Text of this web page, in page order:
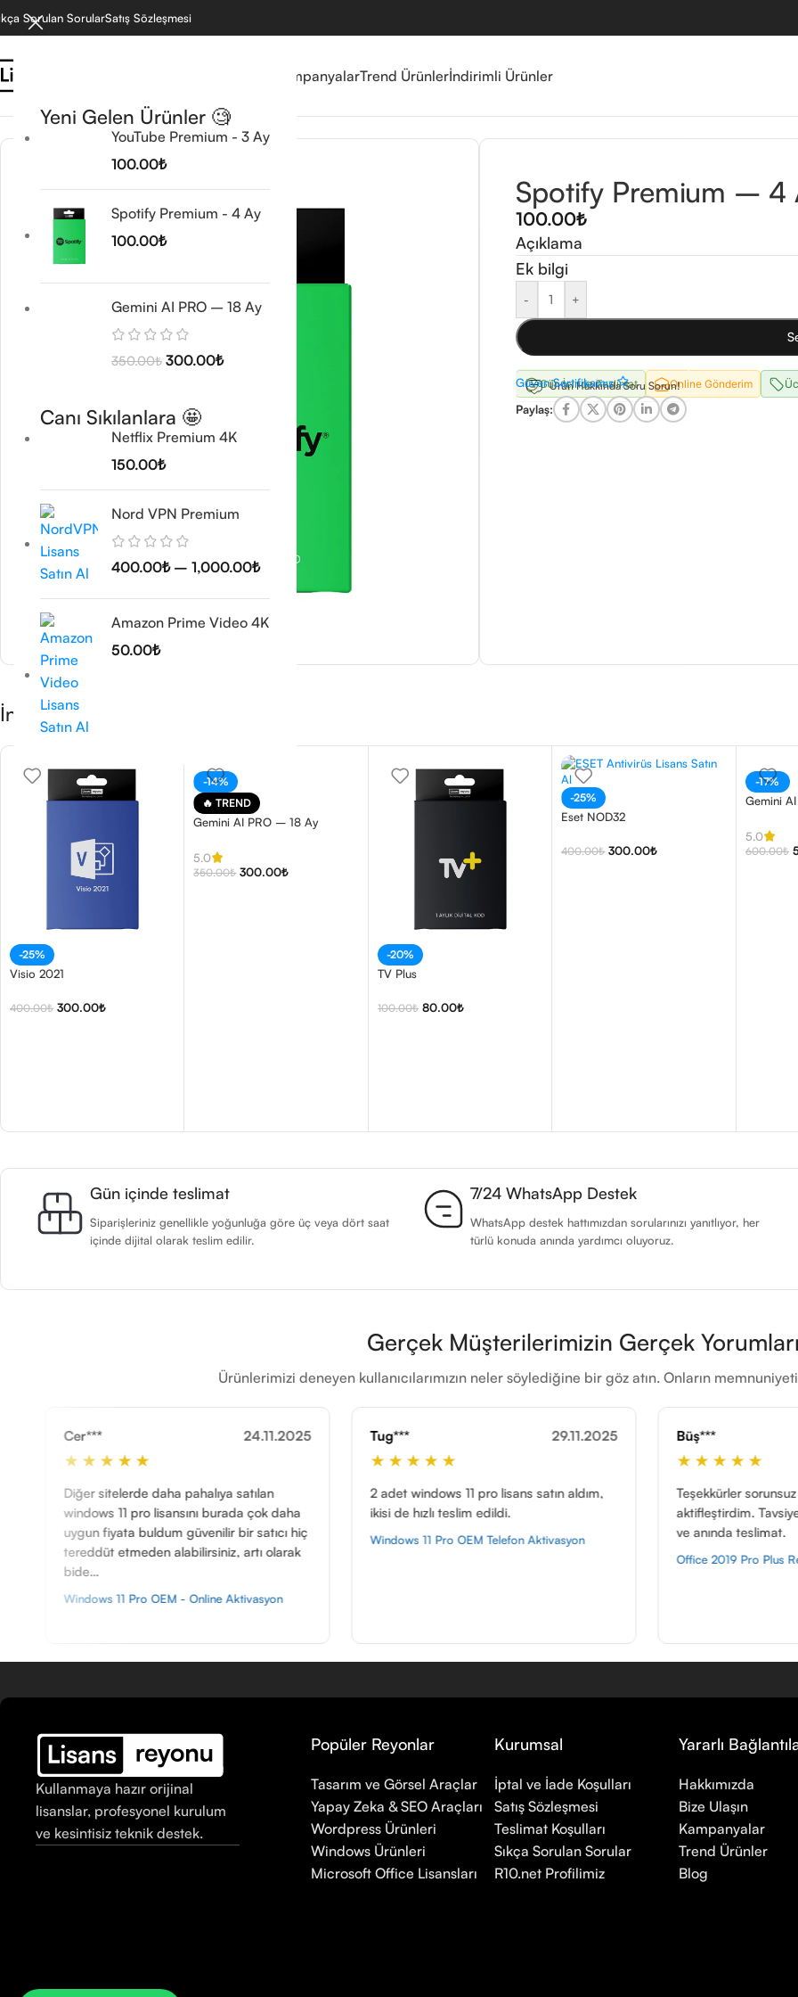
Yeni Gelen Ürünler 🧐
YouTube Premium - 3 Ay
100.00₺
Spotify Premium - 4 Ay
100.00₺
Gemini AI PRO – 18 Ay
350.00₺ 300.00₺
Canı Sıkılanlara 🤩
Netflix Premium 4K
150.00₺
Nord VPN Premium
400.00₺ – 1,000.00₺
Amazon Prime Video 4K
50.00₺
Sorulan SorularSatış Sözleşmesi
KampanyalarTrend Ürünlerİndirimli Ürünler
Ana Sayfa Eğlence Spotify Premium – 4 Ay
Spotify Premium – 4
100.00₺
Açıklama
Ek bilgi
- +
Gün İçinde Teslimat Online Gönderim
Ürün Hakkında Soru Sorun!
Güven Sertifikamız
Paylaş:
İndirimli Ürünleri Kaçırmayın 🤞
-25%
Visio 2021
400.00₺ 300.00₺
-14%
🔥 TREND
Gemini AI PRO – 18 Ay
5.0
350.00₺ 300.00₺
-20%
TV Plus
100.00₺ 80.00₺
-25%
Eset NOD32
400.00₺ 300.00₺
-17%
Gemini
5.0
600.00₺
Gün içinde teslimat
Siparişleriniz genellikle yoğunluğa göre üç veya dört saat
içinde dijital olarak teslim edilir.
7/24 WhatsApp Destek
WhatsApp destek hattımızdan sorularınızı yanıtlıyor, her
türlü konuda anında yardımcı oluyoruz.
Gerçek Müşterilerimizin Gerçek
Ürünlerimizi deneyen kullanıcılarımızın neler söylediğine bir göz atın. Onların
24.11.2025
pahalıya satılan
lisansını burada çok daha
güvenilir bir satıcı hiç
alabilirsiniz, artı olarak
OEM - Online Aktivasyon
Tug*** 29.11.2025
2 adet windows 11 pro lisans satın aldım,
ikisi de hızlı teslim edildi.
Windows 11 Pro OEM Telefon Aktivasyon
Büş*** 24.11.2025
Teşekkürler sorunsuz Office 2019 lisansını
aktifleştirdim. Tavsiye ederim uygun fiyatlı
ve anında teslimat.
Office 2019 Pro Plus Retail Telefon Aktivasyon
Kullanmaya hazır orijinal
lisanslar, profesyonel kurulum
ve kesintisiz teknik destek.
Popüler Reyonlar
Tasarım ve Görsel Araçlar
Yapay Zeka & SEO Araçları
Wordpress Ürünleri
Windows Ürünleri
Microsoft Office Lisansları
Kurumsal
İptal ve İade Koşulları
Satış Sözleşmesi
Teslimat Koşulları
Sıkça Sorulan Sorular
R10.net Profilimiz
Yararlı
Hakkımızda
Bize Ulaşın
Kampanyalar
Trend Ürünler
Blog